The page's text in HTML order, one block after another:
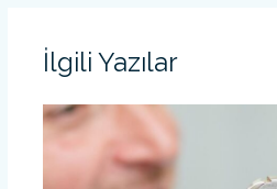
İlgili Yazılar